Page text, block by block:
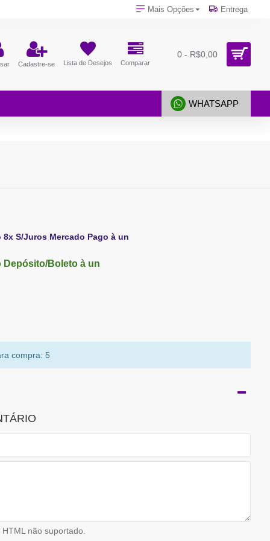
Mais Opções Entrega
Cadastre-se Lista de Desejos Comparar
0 - R$0,00
WHATSAPP
8x S/Juros Mercado Pago à un
Depósito/Boleto à un
compra: 5
HTML não suportado.